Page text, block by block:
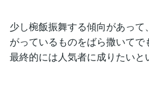
少し椀飯振舞する傾向があっ
がっているものをばら撒いて
最終的には人気者に成りたいと